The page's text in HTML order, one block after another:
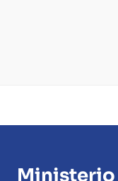
Ministerio